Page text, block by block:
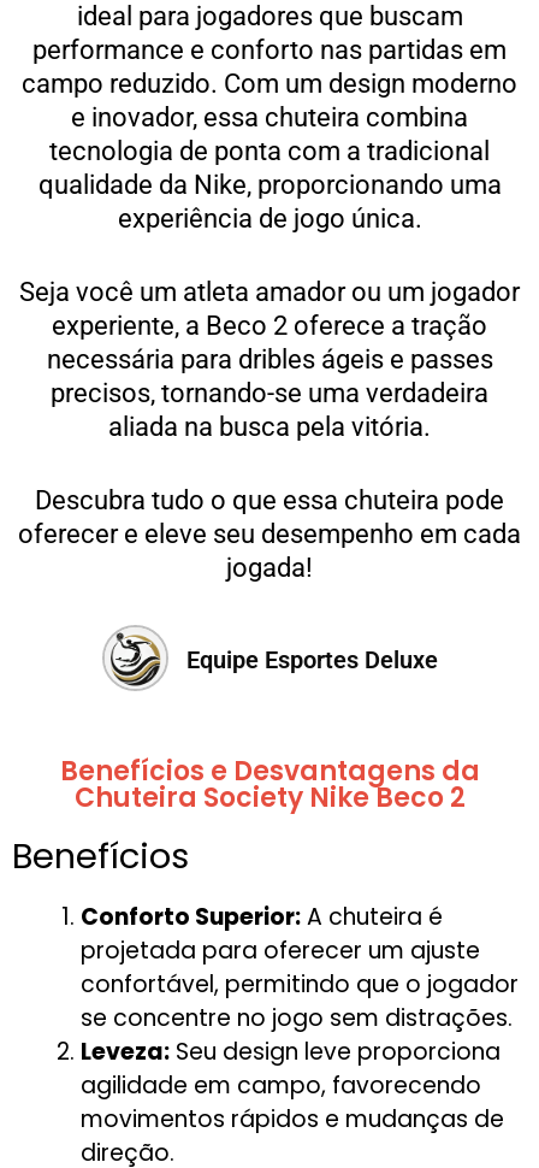
ideal para jogadores que buscam
performance e conforto nas partidas em
campo reduzido. Com um design moderno
e inovador, essa chuteira combina
tecnologia de ponta com a tradicional
qualidade da Nike, proporcionando uma
experiência de jogo única.
Seja você um atleta amador ou um jogador
experiente, a Beco 2 oferece a tração
necessária para dribles ágeis e passes
precisos, tornando-se uma verdadeira
aliada na busca pela vitória.
Descubra tudo o que essa chuteira pode
oferecer e eleve seu desempenho em cada
jogada!
Equipe Esportes Deluxe
Benefícios e Desvantagens da
Chuteira Society Nike Beco 2
Benefícios
Conforto Superior:A chuteira é
projetada para oferecer um ajuste
confortável, permitindo que o jogador
se concentre no jogo sem distrações.
Leveza: Seu design leve proporciona
agilidade em campo, favorecendo
movimentos rápidos e mudanças de
direção.